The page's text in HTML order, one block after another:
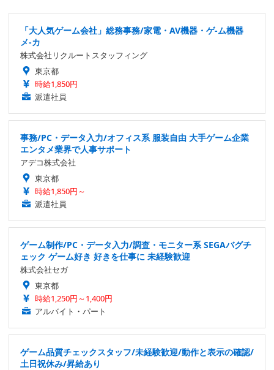
「大人気ゲーム会社」総務事務/家電・AV機器・ゲ-ム機器
メ-カ
株式会社リクルートスタッフィング
東京都
時給1,850円
派遣社員
事務/PC・データ入力/オフィス系 服装自由 大手ゲーム企業
エンタメ業界で人事サポート
アデコ株式会社
東京都
時給1,850円～
派遣社員
ゲーム制作/PC・データ入力/調査・モニター系 SEGAバグチ
ェック ゲーム好き 好きを仕事に 未経験歓迎
株式会社セガ
東京都
時給1,250円～1,400円
アルバイト・パート
ゲーム品質チェックスタッフ/未経験歓迎/動作と表示の確認/
土日祝休み/昇給あり